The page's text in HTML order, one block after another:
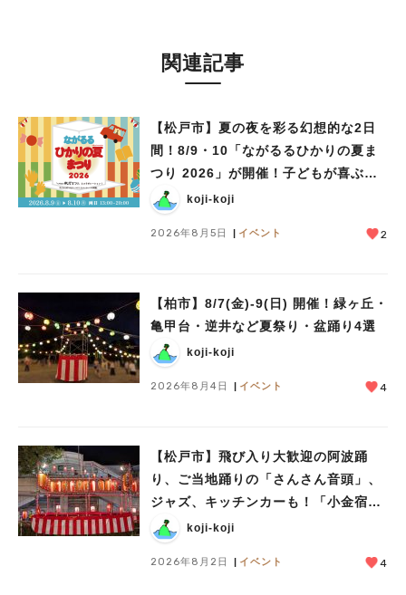
関連記事
【松戸市】夏の夜を彩る幻想的な2日
間！8/9・10「ながるるひかりの夏ま
つり 2026」が開催！子どもが喜ぶワ
ークショップや限定ヒーローショーも
koji-koji
2026年8月5日 イベント 2
【柏市】8/7(金)‐9(日) 開催！緑ヶ丘・
亀甲台・逆井など夏祭り・盆踊り4選
koji-koji
2026年8月4日 イベント 4
【松戸市】飛び入り大歓迎の阿波踊
り、ご当地踊りの「さんさん音頭」、
ジャズ、キッチンカーも！「小金宿ま
つり」8/28-30開催！
koji-koji
2026年8月2日 イベント 4